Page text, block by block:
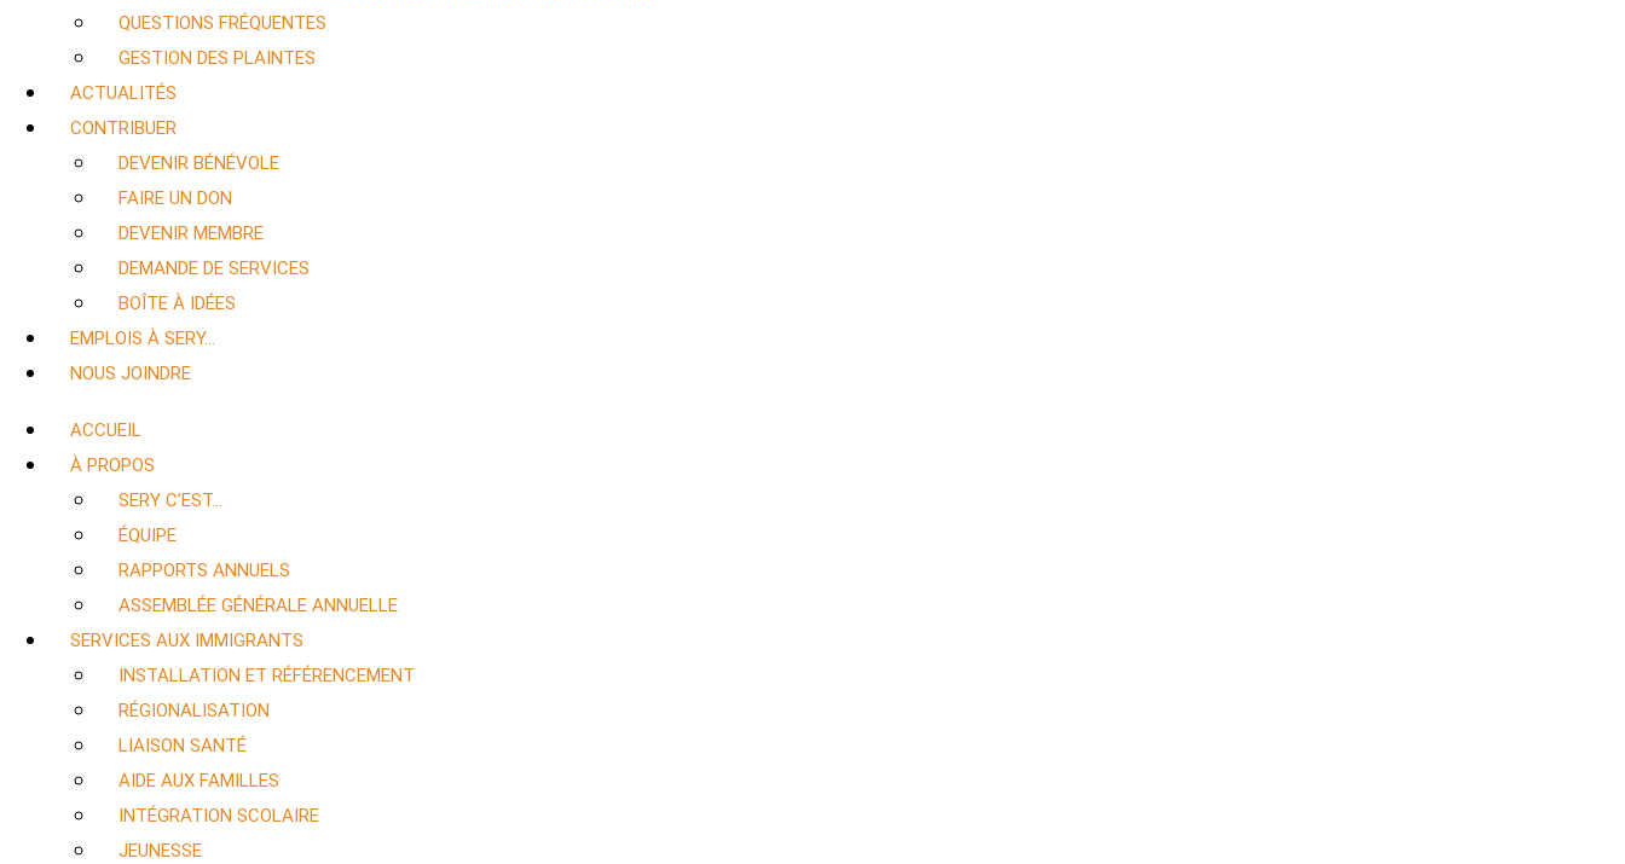
QUESTIONS FRÉQUENTES
GESTION DES PLAINTES
ACTUALITÉS
CONTRIBUER
DEVENIR BÉNÉVOLE
FAIRE UN DON
DEVENIR MEMBRE
DEMANDE DE SERVICES
BOÎTE À IDÉES
EMPLOIS À SERY…
NOUS JOINDRE
ACCUEIL
À PROPOS
SERY C’EST…
ÉQUIPE
RAPPORTS ANNUELS
ASSEMBLÉE GÉNÉRALE ANNUELLE
SERVICES AUX IMMIGRANTS
INSTALLATION ET RÉFÉRENCEMENT
RÉGIONALISATION
LIAISON SANTÉ
AIDE AUX FAMILLES
INTÉGRATION SCOLAIRE
JEUNESSE